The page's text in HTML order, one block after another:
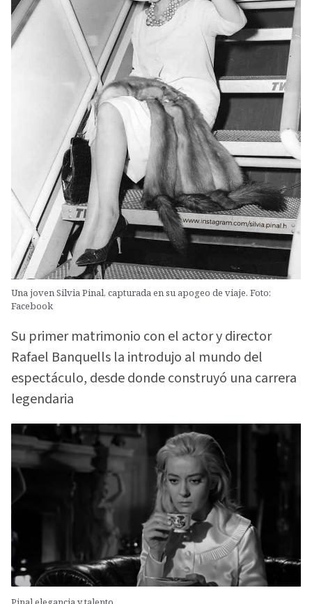
Una joven Silvia Pinal, capturada en su apogeo de viaje. Foto:
Facebook
Su primer matrimonio con el actor y director
Rafael Banquells la introdujo al mundo del
espectáculo, desde donde construyó una carrera
legendaria